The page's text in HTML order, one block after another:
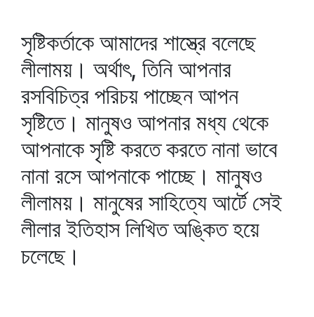
সৃষ্টিকর্তাকে আমাদের শাস্ত্রে বলেছে
লীলাময়। অর্থাৎ, তিনি আপনার
রসবিচিত্র পরিচয় পাচ্ছেন আপন
সৃষ্টিতে। মানুষও আপনার মধ্য থেকে
আপনাকে সৃষ্টি করতে করতে নানা ভাবে
নানা রসে আপনাকে পাচ্ছে। মানুষও
লীলাময়। মানুষের সাহিত্যে আর্টে সেই
লীলার ইতিহাস লিখিত অঙ্কিত হয়ে
চলেছে।